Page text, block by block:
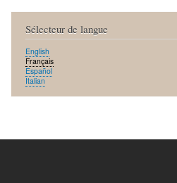
Sélecteur de langue
English
Français
Español
Italian